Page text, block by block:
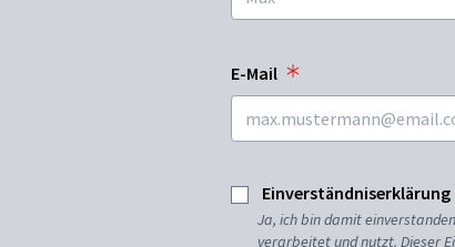
E-Mail
Einverständniserklärung
Ja, ich bin damit
verarbeitet und nutzt. Dieser